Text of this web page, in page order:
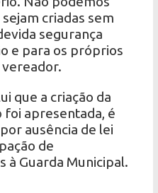
criadas sem
segurança
e para os próprios
vereador.
que a criação da
foi apresentada, é
ausência de lei
de
à Guarda Municipal.